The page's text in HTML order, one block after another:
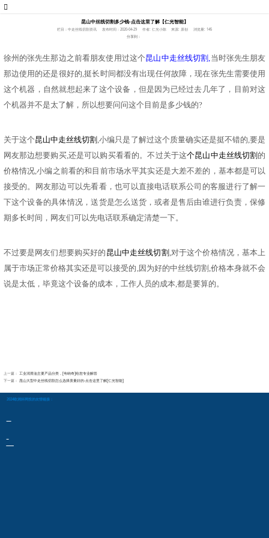
昆山中丝线切割多少钱-点击这里了解【仁光智能】
栏目：中走丝线切割资讯 发布时间：2020-04-29 作者: 仁光小陈 来源: 原创
浏览量: 145
分享到：
徐州的张先生那边之前看朋友使用过这个昆山中走丝线切割,当时张先生朋友
那边使用的还是很好的,挺长时间都没有出现任何故障，现在张先生需要使用
这个机器，自然就想起来了这个设备，但是因为已经过去几年了，目前对这
个机器并不是太了解，所以想要问问这个目前是多少钱的?
关于这个昆山中走丝线切割 ,小编只是了解过这个质量确实还是挺不错的,要是
网友那边想要购买,还是可以购买看看的。不过关于这个昆山中走丝线切割 的
价格情况,小编之前看的和目前市场水平其实还是大差不差的，基本都是可以
接受的。网友那边可以先看看，也可以直接电话联系公司的客服进行了解一
下这个设备的具体情况，送货是怎么送货，或者是售后由谁进行负责，保修
期多长时间，网友们可以先电话联系确定清楚一下。
不过要是网友们想要购买好的 昆山中走丝线切割 ,对于这个价格情况，基本上
属于市场正常价格其实还是可以接受的,因为好的中丝线切割,价格本身就不会
说是太低，毕竟这个设备的成本，工作人员的成本,都是要算的。
上一篇： 工业润滑油主要产品分类，[韦纳奇]给您专业解答
下一篇： 昆山大型中走丝线切割怎么选择质量好的-点击这里了解[仁光智能]
2024欧洲杯网投的友情链接：